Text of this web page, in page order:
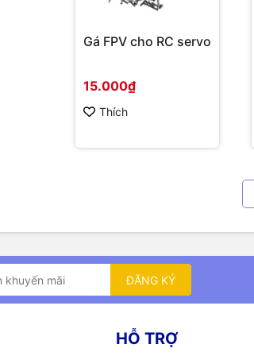
Gá FPV cho RC servo
15.000₫
Thích
ĐĂNG KÝ
HỖ TRỢ